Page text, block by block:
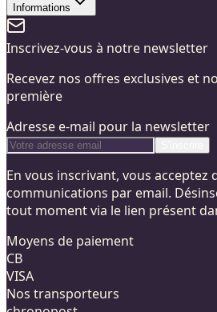
Informations
Inscrivez-vous à notre newsletter
Recevez nos offres exclusives et
première
Adresse e-mail pour la newsletter
En vous inscrivant, vous acceptez
communications par email.
tout moment via le lien présent
Moyens de paiement
CB
VISA
Nos transporteurs